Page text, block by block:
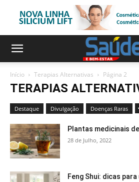
Início Terapias Alternativas Página 2
TERAPIAS
Destaque Divulgação Doenças Raras
Plantas medicinais
28 de Julho, 2022
Feng Shui: dicas